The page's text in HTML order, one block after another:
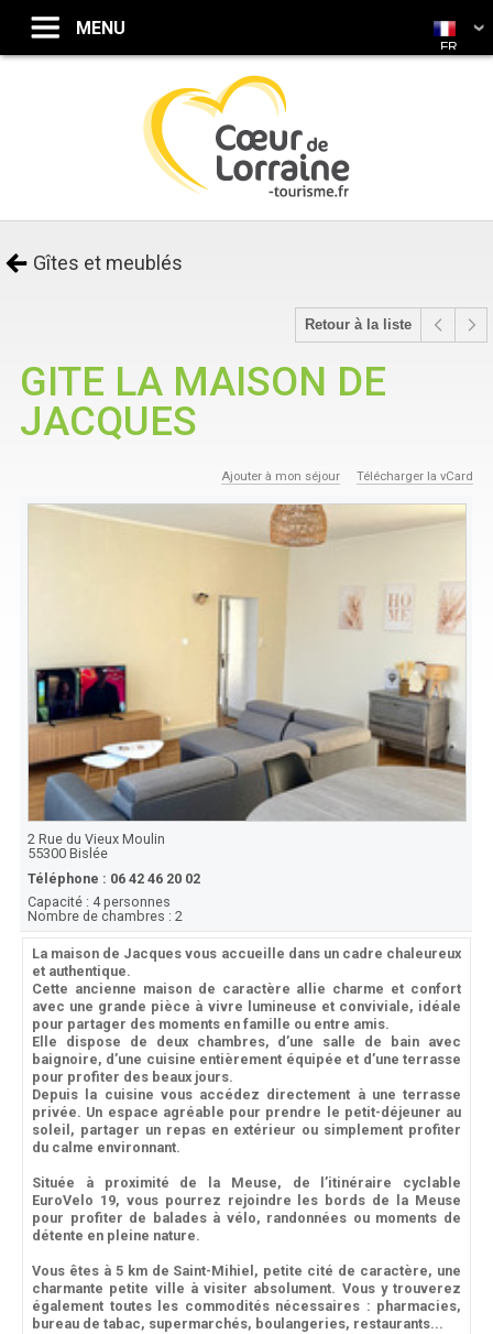
Gîtes et meublés
Retour à la liste
GITE LA MAISON DE
JACQUES
Ajouter à mon séjour Télécharger la vCard
2 Rue du Vieux Moulin
55300Bislée
Téléphone : 06 42 46 20 02
Capacité : 4 personnes
Nombre de chambres :2
La maison de Jacques vous accueille dans un cadre chaleureux
et authentique.
Cette ancienne maison de caractère allie charme et confort
avec une grande pièce à vivre lumineuse et conviviale, idéale
pour partager des moments en famille ou entre amis.
Elle dispose de deux chambres, d’une salle de bain avec
baignoire, d’une cuisine entièrement équipée et d’une terrasse
pour profiter des beaux jours.
Depuis la cuisine vous accédez directement à une terrasse
privée. Un espace agréable pour prendre le petit-déjeuner au
soleil, partager un repas en extérieur ou simplement profiter
du calme environnant.
Située à proximité de la Meuse, de l’itinéraire cyclable
EuroVelo 19, vous pourrez rejoindre les bords de la Meuse
pour profiter de balades à vélo, randonnées ou moments de
détente en pleine nature.
Vous êtes à 5 km de Saint-Mihiel, petite cité de caractère, une
charmante petite ville à visiter absolument. Vous y trouverez
également toutes les commodités nécessaires : pharmacies,
bureau de tabac, supermarchés, boulangeries, restaurants...
FR